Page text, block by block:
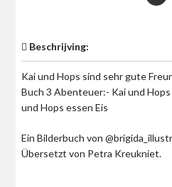
Beschrijving:
Kai und Hops sind sehr gute
Buch 3 Abenteuer:- Kai und
und Hops essen Eis
Ein Bilderbuch von
Übersetzt von Petra Kreukniet.